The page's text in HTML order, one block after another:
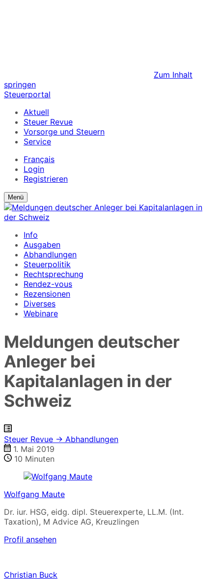
Zum Inhalt
springen
Steuerportal
Aktuell
Steuer Revue
Vorsorge und Steuern
Service
Français
Login
Registrieren
Suchformular
ein/ausblenden
Suchformular
anzeigen
Menü
Info
Ausgaben
Abhandlungen
Steuerpolitik
Rechtsprechung
Rendez-vous
Rezensionen
Diverses
Webinare
Meldungen deutscher
Anleger bei
Kapitalanlagen in der
Schweiz
Steuer Revue → Abhandlungen
1. Mai 2019
10 Minuten
Wolfgang Maute
Dr. iur. HSG, eidg. dipl. Steuerexperte, LL.M. (Int.
Taxation), M Advice AG, Kreuzlingen
Profil ansehen
Christian Buck